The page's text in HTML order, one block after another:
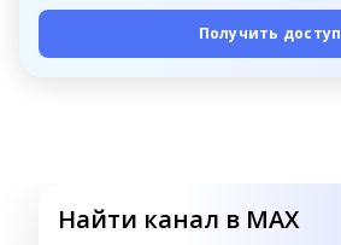
Получить доступ
Найти канал в MAX